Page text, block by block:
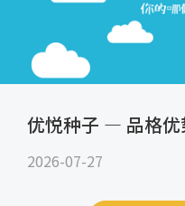
优悦种子 — 品格优
2026-07-27